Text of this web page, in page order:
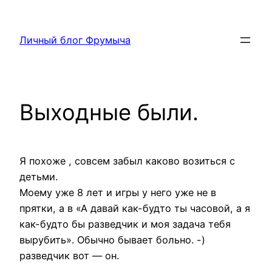
содержимому
Личный блог Фрумыча
Выходные были.
Я похоже , совсем забыл каково возиться с
детьми.
Моему уже 8 лет и игры у него уже не в
прятки, а в «А давай как-будто ты часовой, а я
как-будто бы разведчик и моя задача тебя
вырубить». Обычно бывает больно. -)
разведчик вот — он.